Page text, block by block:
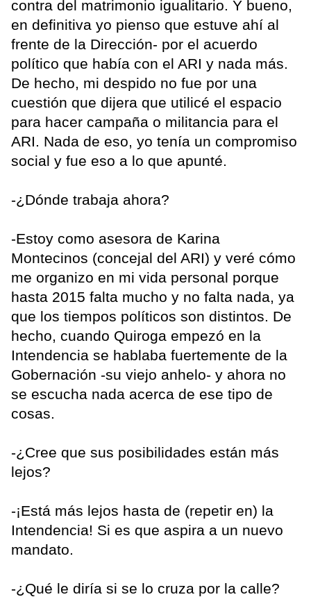
contra del matrimonio igualitario. Y bueno,
en definitiva yo pienso que estuve ahí al
frente de la Dirección- por el acuerdo
político que había con el ARI y nada más.
De hecho, mi despido no fue por una
cuestión que dijera que utilicé el espacio
para hacer campaña o militancia para el
ARI. Nada de eso, yo tenía un compromiso
social y fue eso a lo que apunté.
-¿Dónde trabaja ahora?
-Estoy como asesora de Karina
Montecinos (concejal del ARI) y veré cómo
me organizo en mi vida personal porque
hasta 2015 falta mucho y no falta nada, ya
que los tiempos políticos son distintos. De
hecho, cuando Quiroga empezó en la
Intendencia se hablaba fuertemente de la
Gobernación -su viejo anhelo- y ahora no
se escucha nada acerca de ese tipo de
cosas.
-¿Cree que sus posibilidades están más
lejos?
-¡Está más lejos hasta de (repetir en) la
Intendencia! Si es que aspira a un nuevo
mandato.
-¿Qué le diría si se lo cruza por la calle?